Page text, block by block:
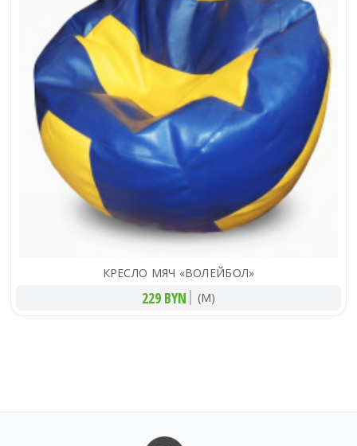
КРЕСЛО МЯЧ «ВОЛЕЙБОЛ»
229 BYN (M)